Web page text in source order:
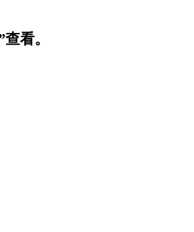
看。